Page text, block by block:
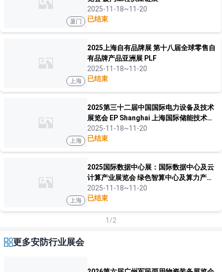
厦门
2025-11-18~11-20
已结束
上海
2025上海自有品牌展 第十八届全球零售自
有品牌产品亚洲展 PLF
2025-11-18~11-20
已结束
上海
2025第三十二届中国国际电力设备及技术
展览会 EP Shanghai 上海国际储能技术应
用展览会
2025-11-18~11-20
已结束
上海
2025国际数据中心展：国际数据中心及云
计算产业展览会 绿色智算中心及算力产业
展览会
2025-11-18~11-20
已结束
1/2
更多安防行业展会